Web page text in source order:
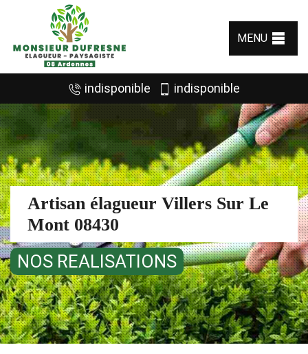
MENU
indisponible indisponible
Artisan élagueur Villers Sur Le
Mont 08430
NOS REALISATIONS